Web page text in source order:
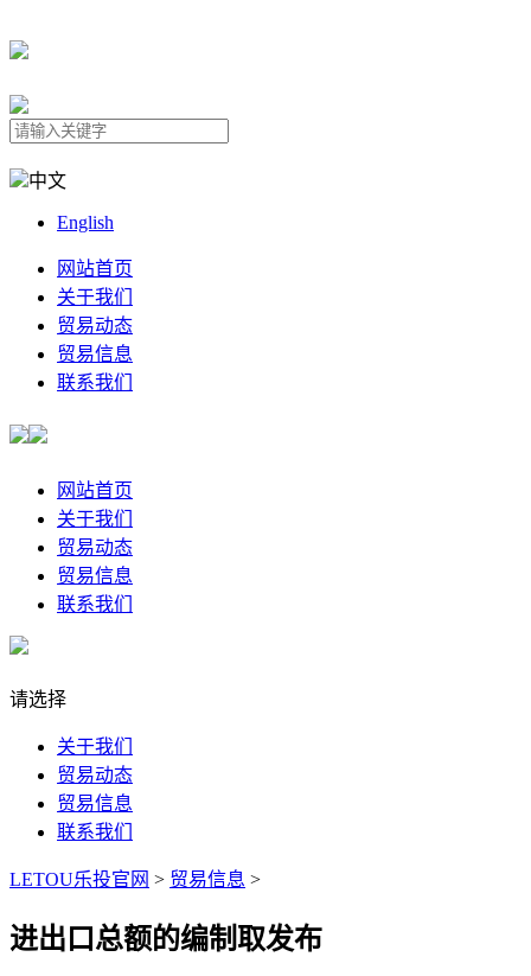
中文
English
网站首页
关于我们
贸易动态
贸易信息
联系我们
网站首页
关于我们
贸易动态
贸易信息
联系我们
请选择
关于我们
贸易动态
贸易信息
联系我们
LETOU乐投官网 > 贸易信息 >
进出口总额的编制取发布